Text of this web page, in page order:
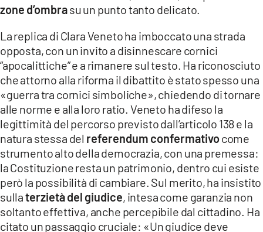
zone d’ombrasu un punto tanto delicato.
La replica di Clara Veneto ha imboccato una strada
opposta, con un invito a disinnescare cornici
“apocalittiche” e a rimanere sul testo. Ha riconosciuto
che attorno alla riforma il dibattito è stato spesso una
«guerra tra cornici simboliche», chiedendo di tornare
alle norme e alla loro ratio. Veneto ha difeso la
legittimità del percorso previsto dall’articolo 138 e la
natura stessa del referendum confermativocome
strumento alto della democrazia, con una premessa:
la Costituzione resta un patrimonio, dentro cui esiste
però la possibilità di cambiare. Sul merito, ha insistito
sullaterzietà del giudice, intesa come garanzia non
soltanto effettiva, anche percepibile dal cittadino. Ha
citato un passaggio cruciale: «Un giudice deve